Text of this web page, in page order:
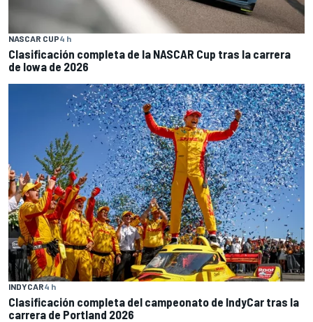
NASCAR CUP4 h
Clasificación completa de la NASCAR Cup tras la carrera
de Iowa de 2026
INDYCAR4 h
Clasificación completa del campeonato de IndyCar tras la
carrera de Portland 2026